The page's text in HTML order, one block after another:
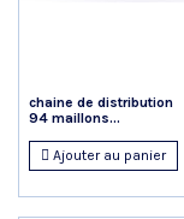
chaine de distribution
94 maillons...
Ajouter au panier